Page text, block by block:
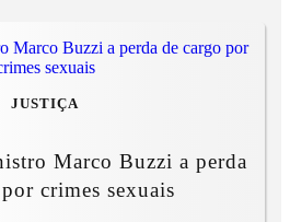
JUSTIÇA
Marco Buzzi a perda
crimes sexuais